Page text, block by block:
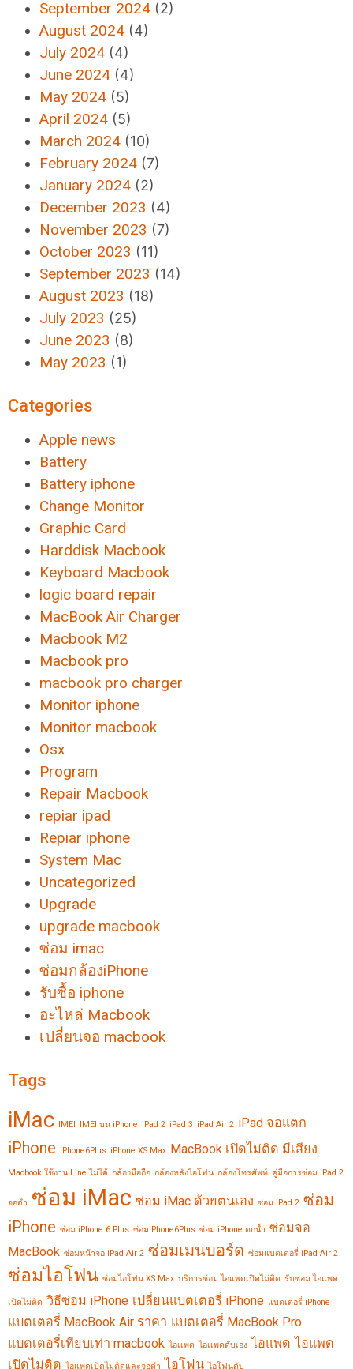
September 2024 (2)
August 2024 (4)
July 2024 (4)
June 2024 (4)
May 2024 (5)
April 2024 (5)
March 2024 (10)
February 2024 (7)
January 2024 (2)
December 2023 (4)
November 2023 (7)
October 2023 (11)
September 2023 (14)
August 2023 (18)
July 2023 (25)
June 2023 (8)
May 2023 (1)
Categories
Apple news
Battery
Battery iphone
Change Monitor
Graphic Card
Harddisk Macbook
Keyboard Macbook
logic board repair
MacBook Air Charger
Macbook M2
Macbook pro
macbook pro charger
Monitor iphone
Monitor macbook
Osx
Program
Repair Macbook
repiar ipad
Repiar iphone
System Mac
Uncategorized
Upgrade
upgrade macbook
ซ่อม imac
ซ่อมกล้องiPhone
รับซื้อ iphone
อะไหล่ Macbook
เปลี่ยนจอ macbook
Tags
iMac IMEI IMEI บน iPhone iPad 2 iPad 3 iPad Air 2 iPad จอแตก
iPhone iPhone6Plus iPhone XS Max MacBook เปิดไม่ติด มีเสียง
Macbook ใช้งาน Line ไม่ได้ กล้องมือถือ กล้องหลังไอโฟน กล้องโทรศัพท์ คู่มือการซ่อม iPad 2
จอดำ ซ่อม iMac ซ่อม iMac ด้วยตนเอง ซ่อม iPad 2 ซ่อม
iPhone ซ่อม iPhone 6 Plus ซ่อมiPhone6Plus ซ่อม iPhone ตกน้ำ ซ่อมจอ
MacBook ซ่อมหน้าจอ iPad Air 2 ซ่อมเมนบอร์ด ซ่อมแบตเตอรี่ iPad Air 2
ซ่อมไอโฟน ซ่อมไอโฟน XS Max บริการซ่อม ไอแพดเปิดไม่ติด รับซ่อม ไอแพด
เปิดไม่ติด วิธีซ่อม iPhone เปลี่ยนแบตเตอรี่ iPhone แบตเตอรี่ iPhone
แบตเตอรี่ MacBook Air ราคา แบตเตอรี่ MacBook Pro
แบตเตอรี่เทียบเท่า macbook ไอเเพด ไอเเพดดับเอง ไอแพด ไอแพด
เปิดไม่ติด ไอแพดเปิดไม่ติดและจอดำ ไอโฟน ไอโฟนดับ